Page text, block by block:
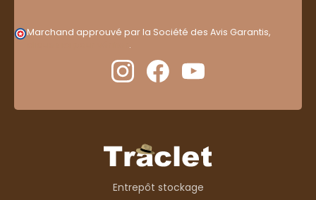
Marchand approuvé par la Société des Avis Garantis,
.
Entrepôt stockage